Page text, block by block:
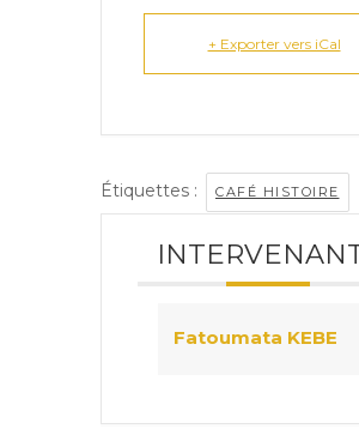
+ Exporter vers iCal
Étiquettes : CAFÉ HISTOIRE
Fatoumata KEBE